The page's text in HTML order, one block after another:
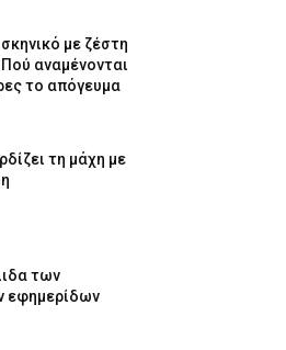
με ζέστη
αναμένονται
το απόγευμα
τη μάχη με
των
εφημερίδων